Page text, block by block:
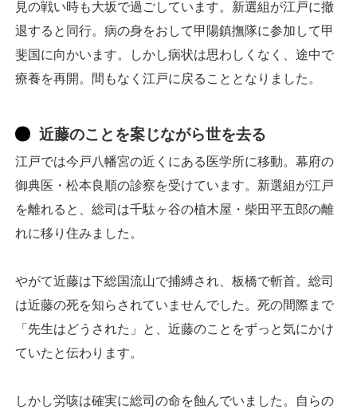
見の戦い時も大坂で過ごしています。新選組が江戸に撤
退すると同行。病の身をおして甲陽鎮撫隊に参加して甲
斐国に向かいます。しかし病状は思わしくなく、途中で
療養を再開。間もなく江戸に戻ることとなりました。
近藤のことを案じながら世を去る
江戸では今戸八幡宮の近くにある医学所に移動。幕府の
御典医・松本良順の診察を受けています。新選組が江戸
を離れると、総司は千駄ヶ谷の植木屋・柴田平五郎の離
れに移り住みました。
やがて近藤は下総国流山で捕縛され、板橋で斬首。総司
は近藤の死を知らされていませんでした。死の間際まで
「先生はどうされた」と、近藤のことをずっと気にかけ
ていたと伝わります。
しかし労咳は確実に総司の命を蝕んでいました。自らの